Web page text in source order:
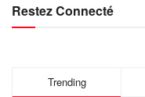
Restez Connecté
Trending